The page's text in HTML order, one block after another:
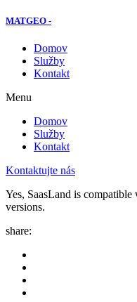
MATGEO -
Domov
Služby
Kontakt
Menu
Domov
Služby
Kontakt
Kontaktujte nás
Yes, SaasLand is
versions.
share: